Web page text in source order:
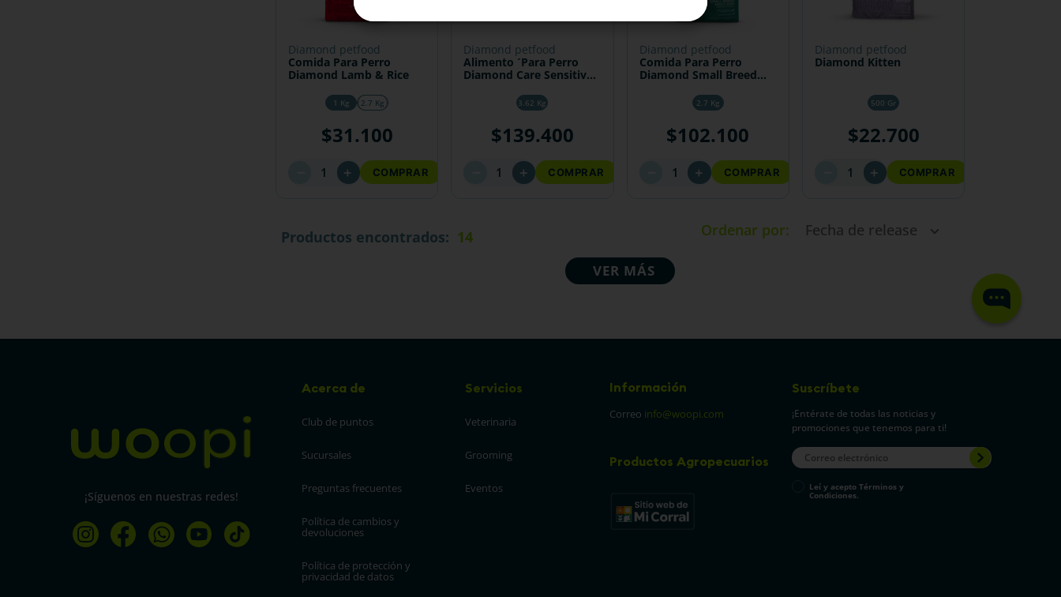
diamond petfood
Comida Para Perro
Diamond Lamb & Rice
1 Kg 2.7 Kg
$31.100
＋ COMPRAR
diamond petfood
Alimento ´Para Perro
Diamond Care Sensitive
3.62 Kg
$139.400
＋ COMPRAR
diamond petfood
Comida Para Perro
Diamond Small Breed
2.7 Kg
$102.100
＋ COMPRAR
diamond petfood
Diamond Kitten
500 Gr
$22.700
＋ COMPRAR
14
Productos Ordenar por Fecha de release
¡Síguenos en nuestras redes!
Acerca de
Club de puntos
Sucursales
Preguntas frecuentes
Política de cambios y
devoluciones
Política de protección y
privacidad de datos
Servicios
Veterinaria
Grooming
Eventos
Información
Correo info@woopi.com
Productos Agropecuarios
Suscríbete
¡Entérate de todas las noticias y
promociones que tenemos para ti!
Leí y acepto Términos y
Condiciones.